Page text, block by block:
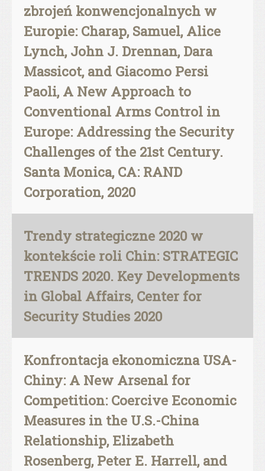
zbrojeń konwencjonalnych w
Europie: Charap, Samuel, Alice
Lynch, John J. Drennan, Dara
Massicot, and Giacomo Persi
Paoli, A New Approach to
Conventional Arms Control in
Europe: Addressing the Security
Challenges of the 21st Century.
Santa Monica, CA: RAND
Corporation, 2020
Trendy strategiczne 2020 w
kontekście roli Chin: STRATEGIC
TRENDS 2020. Key Developments
in Global Affairs, Center for
Security Studies 2020
Konfrontacja ekonomiczna USA-
Chiny: A New Arsenal for
Competition: Coercive Economic
Measures in the U.S.-China
Relationship, Elizabeth
Rosenberg, Peter E. Harrell, and